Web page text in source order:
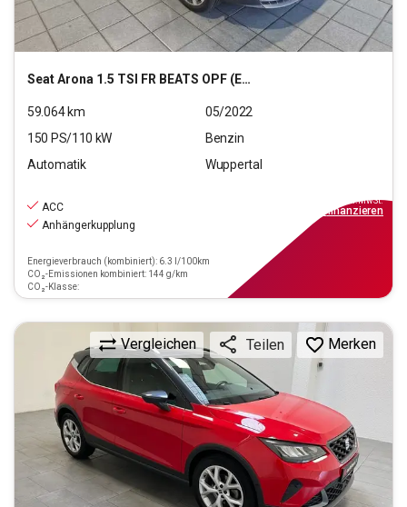
SeatArona 1.5 TSI FR BEATS OPF (EURO 6d)
59.064km
05/2022
150 PS/110 kW
Benzin
Automatik
Wuppertal
ACC
Anhängerkupplung
Energieverbrauch (kombiniert): 6.3 l/100km
CO₂-Emissionen kombiniert: 144 g/km
CO₂-Klasse:
inkl.MwSt.
finanzieren
Vergleichen Teilen Merken